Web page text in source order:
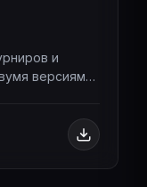
и
версиями